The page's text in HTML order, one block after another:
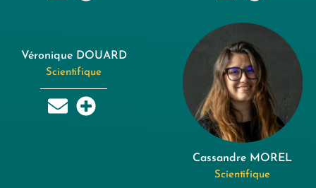
Véronique DOUARD
Scientifique
Cassandre MOREL
Scientifique